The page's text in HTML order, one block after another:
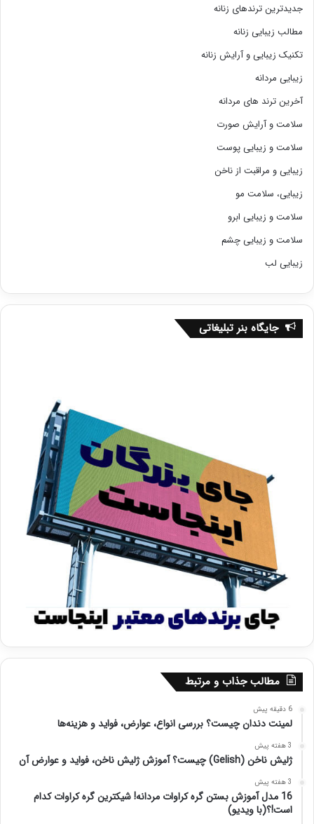
جدیدترین ترندهای زنانه
مطالب زیبایی زنانه
تکنیک زیبایی و آرایش زنانه
زیبایی مردانه
آخرین ترند های مردانه
سلامت و آرایش صورت
سلامت و زیبایی پوست
زیبایی و مراقبت از ناخن
زیبایی، سلامت مو
سلامت و زیبایی ابرو
سلامت و زیبایی چشم
زیبایی لب
جایگاه بنر تبلیغاتی
مطالب جذاب و مرتبط
6 دقیقه پیش
لمینت دندان چیست؟ بررسی انواع، عوارض، فواید و هزینه‌ها
3 هفته پیش
ژلیش ناخن (Gelish) چیست؟ آموزش ژلیش ناخن، فواید و عوارض آن
3 هفته پیش
16 مدل آموزش بستن گره کراوات مردانه! شیکترین گره کراوات کدام
است!؟(با ویدیو)